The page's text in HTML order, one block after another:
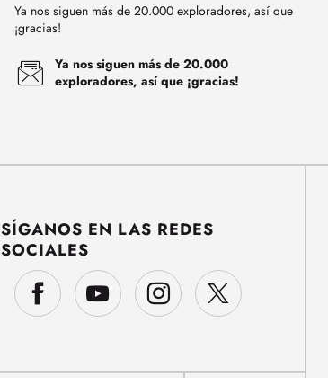
Ya nos siguen más de 20.000 exploradores, así que
¡gracias!
Ya nos siguen más de 20.000
exploradores, así que ¡gracias!
SÍGANOS EN LAS REDES
SOCIALES